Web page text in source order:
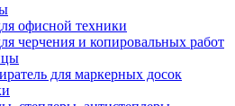
офисной техники
черчения и копировальных работ
для маркерных досок